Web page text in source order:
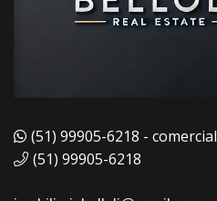
(51) 99905-6218 - comercial
(51) 99905-6218